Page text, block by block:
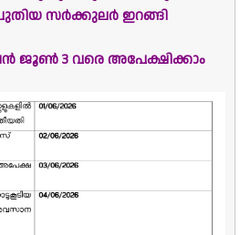
സർക്കുലർ ഇറങ്ങി
ജൂൺ 3 വരെ അപേക്ഷിക്കാം